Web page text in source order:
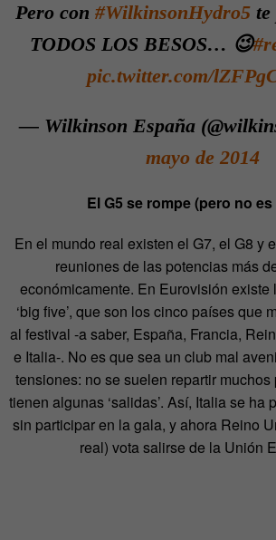
Pero con #WilkinsonHydro5 te
TODOS LOS BESOS… 😉
pic.twitter.com/
— Wilkinson España
mayo de 2014
El G5 se rompe (pero no
En el mundo real existen el G7, el G8 y
reuniones de las potencias más
económicamente. En Eurovisión existe
‘big five’, que son los cinco países que
al festival -a saber, España, Francia,
e Italia-. No es que sea un club mal
tensiones: no se suelen repartir muchos
tienen algunas ‘salidas’. Así, Italia se ha
sin participar en la gala, y ahora Reino
real) vota salirse de la Unión